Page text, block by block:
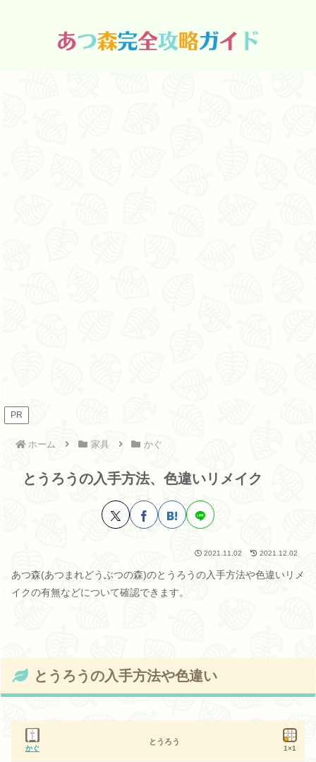
PR
ホーム 家具 かぐ
とうろうの入手方法、色違いリメイク
2021.11.02 2021.12.02
あつ森(あつまれどうぶつの森)のとうろうの入手方法や色違いリメ
イクの有無などについて確認できます。
とうろうの入手方法や色違い
かぐ
とうろう
1×1